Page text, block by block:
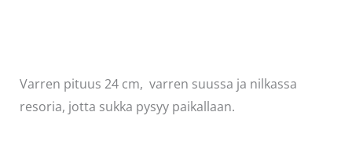
Varren pituus 24 cm, varren suussa ja nilkassa
resoria, jotta sukka pysyy paikallaan.